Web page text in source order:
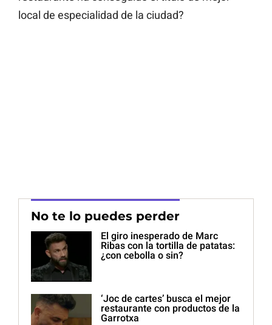
local de especialidad de la ciudad?
No te lo puedes perder
El giro inesperado de Marc
Ribas con la tortilla de patatas:
¿con cebolla o sin?
‘Joc de cartes’ busca el mejor
restaurante con productos de la
Garrotxa